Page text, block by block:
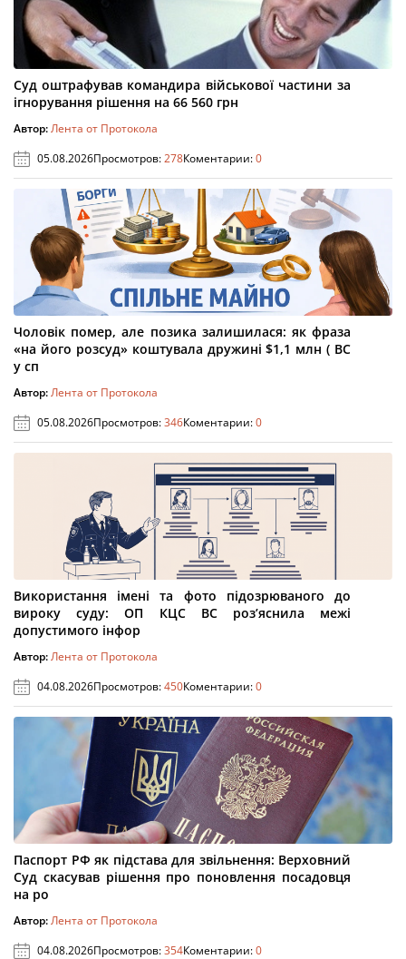
Суд оштрафував командира військової частини за
ігнорування рішення на 66 560 грн
Автор:Лента от Протокола
05.08.2026Просмотров:278Коментарии:0
Чоловік помер, але позика залишилася: як фраза
«на його розсуд» коштувала дружині $1,1 млн ( ВС
у сп
Автор:Лента от Протокола
05.08.2026Просмотров:346Коментарии:0
Використання імені та фото підозрюваного до
вироку суду: ОП КЦС ВС роз’яснила межі
допустимого інфор
Автор:Лента от Протокола
04.08.2026Просмотров:450Коментарии:0
Паспорт РФ як підстава для звільнення: Верховний
Суд скасував рішення про поновлення посадовця
на ро
Автор:Лента от Протокола
04.08.2026Просмотров:354Коментарии:0